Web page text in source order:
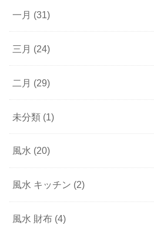
一月 (31)
三月 (24)
二月 (29)
未分類 (1)
風水 (20)
風水 キッチン (2)
風水 財布 (4)